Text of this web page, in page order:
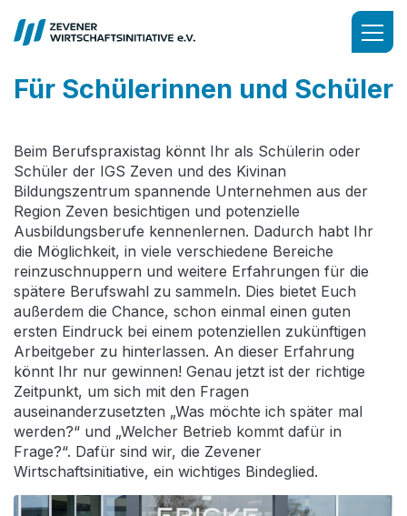
Für Schülerinnen und Schüler
Beim Berufspraxistag könnt Ihr als Schülerin oder
Schüler der IGS Zeven und des Kivinan
Bildungszentrum spannende Unternehmen aus der
Region Zeven besichtigen und potenzielle
Ausbildungsberufe kennenlernen. Dadurch habt Ihr
die Möglichkeit, in viele verschiedene Bereiche
reinzuschnuppern und weitere Erfahrungen für die
spätere Berufswahl zu sammeln. Dies bietet Euch
außerdem die Chance, schon einmal einen guten
ersten Eindruck bei einem potenziellen zukünftigen
Arbeitgeber zu hinterlassen. An dieser Erfahrung
könnt Ihr nur gewinnen! Genau jetzt ist der richtige
Zeitpunkt, um sich mit den Fragen
auseinanderzusetzten „Was möchte ich später mal
werden?“ und „Welcher Betrieb kommt dafür in
Frage?“. Dafür sind wir, die Zevener
Wirtschaftsinitiative, ein wichtiges Bindeglied.